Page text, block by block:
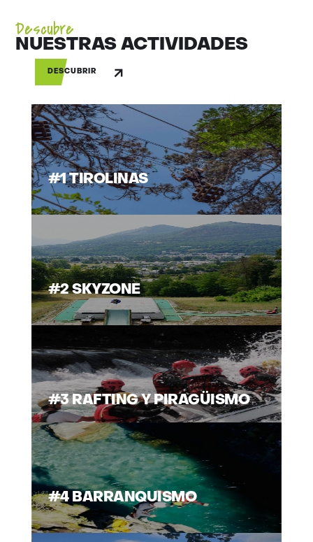
Descubre
NUESTRAS ACTIVIDADES
DESCUBRIR
#1 TIROLINAS
#2 SKYZONE
#3 RAFTING Y PIRAGÜISMO
#4 BARRANQUISMO